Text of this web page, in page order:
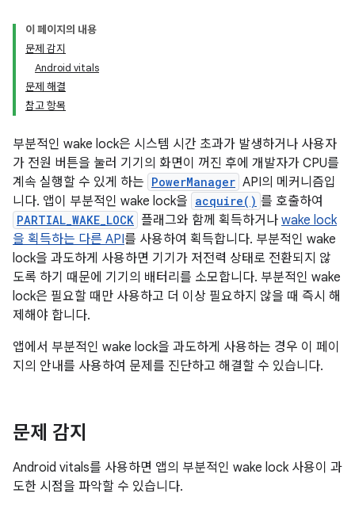
이 페이지의 내용
문제 감지
Android vitals
문제 해결
참고 항목
부분적인 wake lock은 시스템 시간 초과가 발생하거나 사용자
가 전원 버튼을 눌러 기기의 화면이 꺼진 후에 개발자가 CPU를
계속 실행할 수 있게 하는 PowerManager API의 메커니즘입
니다. 앱이 부분적인 wake lock을 acquire() 를 호출하여
PARTIAL_WAKE_LOCK 플래그와 함께 획득하거나 wake lock
을 획득하는 다른 API를 사용하여 획득합니다. 부분적인 wake
lock을 과도하게 사용하면 기기가 저전력 상태로 전환되지 않
도록 하기 때문에 기기의 배터리를 소모합니다. 부분적인 wake
lock은 필요할 때만 사용하고 더 이상 필요하지 않을 때 즉시 해
제해야 합니다.
앱에서 부분적인 wake lock을 과도하게 사용하는 경우 이 페이
지의 안내를 사용하여 문제를 진단하고 해결할 수 있습니다.
문제 감지
Android vitals를 사용하면 앱의 부분적인 wake lock 사용이 과
도한 시점을 파악할 수 있습니다.